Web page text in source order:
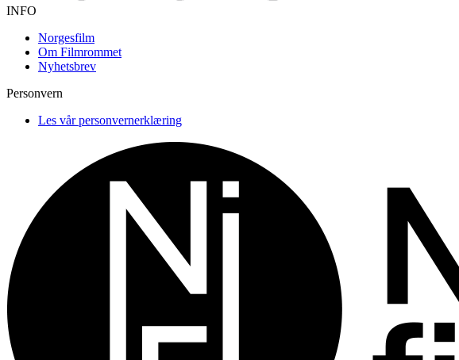
INFO
Norgesfilm
Om Filmrommet
Nyhetsbrev
Personvern
Les vår personvernerklæring